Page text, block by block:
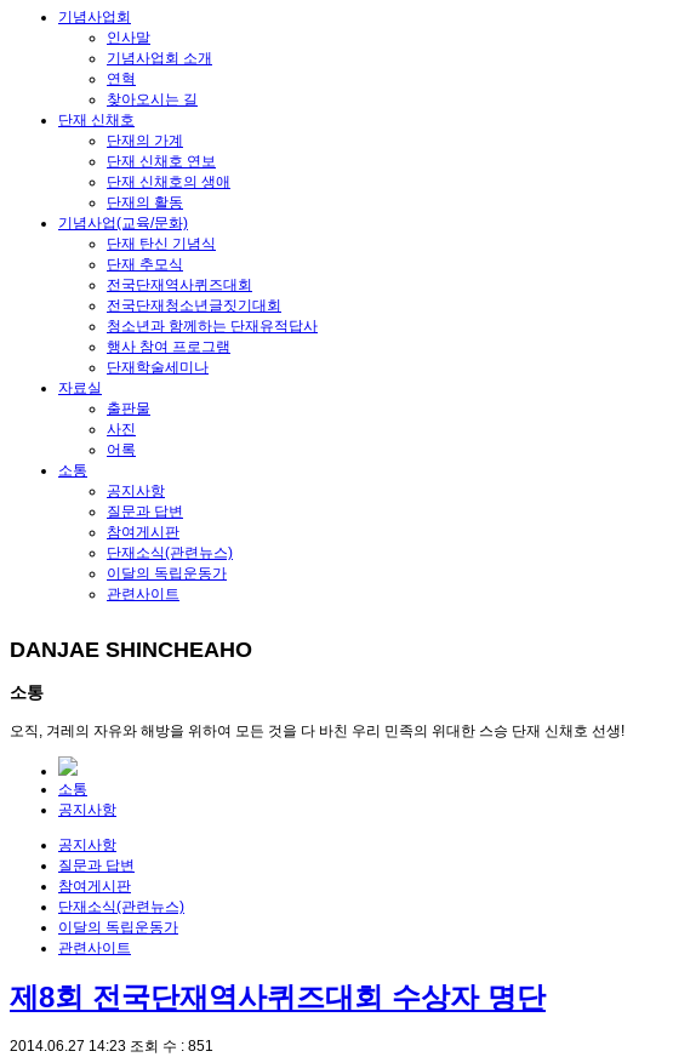
기념사업회
인사말
기념사업회 소개
연혁
찾아오시는 길
단재 신채호
단재의 가계
단재 신채호 연보
단재 신채호의 생애
단재의 활동
기념사업(교육/문화)
단재 탄신 기념식
단재 추모식
전국단재역사퀴즈대회
전국단재청소년글짓기대회
청소년과 함께하는 단재유적답사
행사 참여 프로그램
단재학술세미나
자료실
출판물
사진
어록
소통
공지사항
질문과 답변
참여게시판
단재소식(관련뉴스)
이달의 독립운동가
관련사이트
DANJAE SHINCHEAHO
소통
오직, 겨레의 자유와 해방을 위하여 모든 것을 다 바친 우리 민족의 위대한 스승 단재 신채호 선생!
소통
공지사항
공지사항
질문과 답변
참여게시판
단재소식(관련뉴스)
이달의 독립운동가
관련사이트
제8회 전국단재역사퀴즈대회 수상자 명단
2014.06.27 14:23 조회 수 : 851